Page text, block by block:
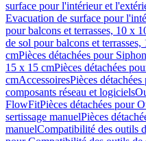
surface pour l'intérieur et
Evacuation de surface pour
pour balcons et terrasses, 10 x
de sol pour balcons et
cmPièces détachées pour
15 x 15 cmPièces détachées
cmAccessoiresPièces
composants réseau et logiciels
FlowFitPièces détachées pour
sertissage manuelPièces
manuelCompatibilité des outils